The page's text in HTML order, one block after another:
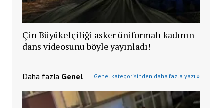
Çin Büyükelçiliği asker üniformalı kadının
dans videosunu böyle yayınladı!
Daha fazla Genel Genel kategorisinden daha fazla yazı »